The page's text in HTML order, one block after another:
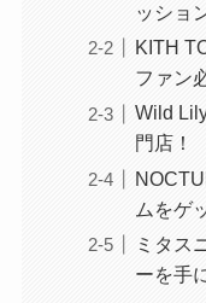
ッショ
KITH
ファン
Wild
門店！
ムをゲ
ミタス
ーを手